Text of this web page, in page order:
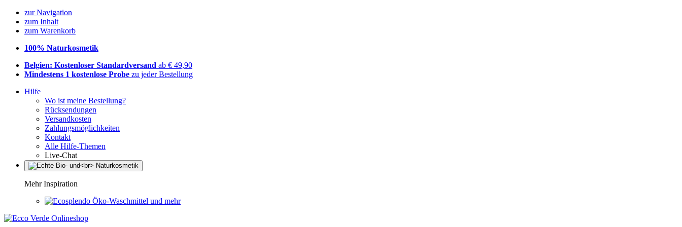
zur Navigation
zum Inhalt
zum Warenkorb
100% Naturkosmetik
Belgien: Kostenloser Standardversand ab € 49,90
Mindestens 1 kostenlose Probe zu jeder Bestellung
Hilfe
Wo ist meine Bestellung?
Rücksendungen
Versandkosten
Zahlungsmöglichkeiten
Kontakt
Alle Hilfe-Themen
Live-Chat
Mehr Inspiration
Öko-Waschmittel und mehr